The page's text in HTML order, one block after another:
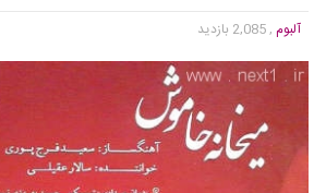
آلبوم , 2,085 بازدید